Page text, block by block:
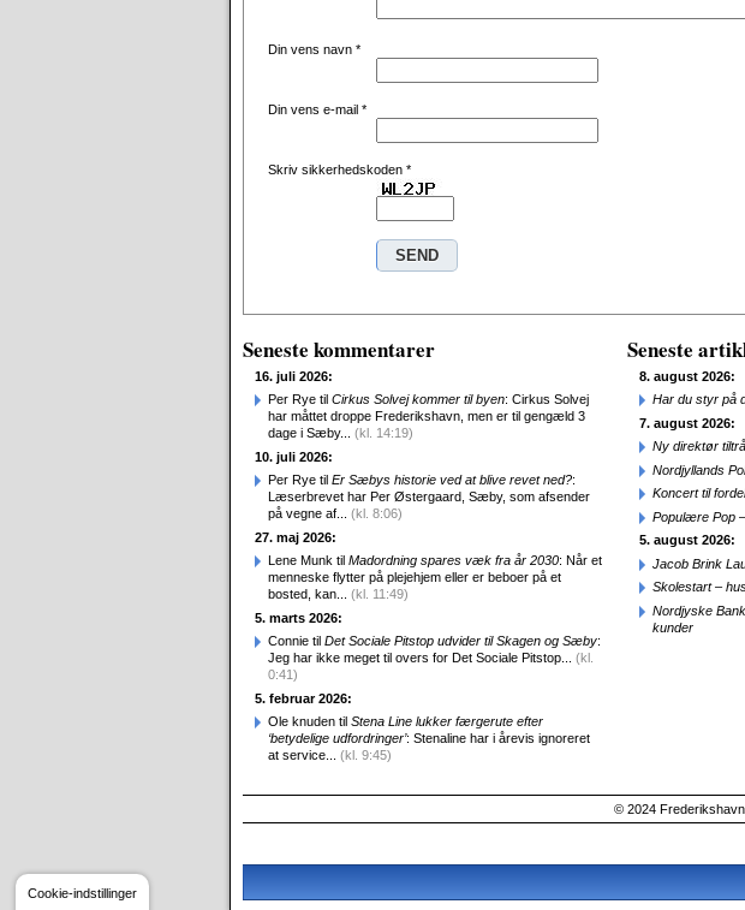
Din vens navn *
Din vens e-mail *
Skriv sikkerhedskoden *
Seneste kommentarer
16. juli 2026:
Per Rye til Cirkus Solvej kommer til byen: Cirkus Solvej
har måttet droppe Frederikshavn, men er til gengæld 3
dage i Sæby... (kl. 14:19)
10. juli 2026:
Per Rye til Er Sæbys historie ved at blive revet ned?:
Læserbrevet har Per Østergaard, Sæby, som afsender
på vegne af... (kl. 8:06)
27. maj 2026:
Lene Munk til Madordning spares væk fra år 2030: Når et
menneske flytter på plejehjem eller er beboer på et
bosted, kan... (kl. 11:49)
5. marts 2026:
Connie til Det Sociale Pitstop udvider til Skagen og Sæby:
Jeg har ikke meget til overs for Det Sociale Pitstop... (kl.
0:41)
5. februar 2026:
Ole knuden til Stena Line lukker færgerute efter
‘betydelige udfordringer’: Stenaline har i årevis ignoreret
at service... (kl. 9:45)
Seneste
8. august 2026:
Har du styr på
7. august 2026:
Ny direktør
Nordjyllands
Koncert til
Populære Pop
5. august 2026:
Jacob Brink
Skolestart –
Nordjyske
kunder
© 2024
Cookie-indstillinger